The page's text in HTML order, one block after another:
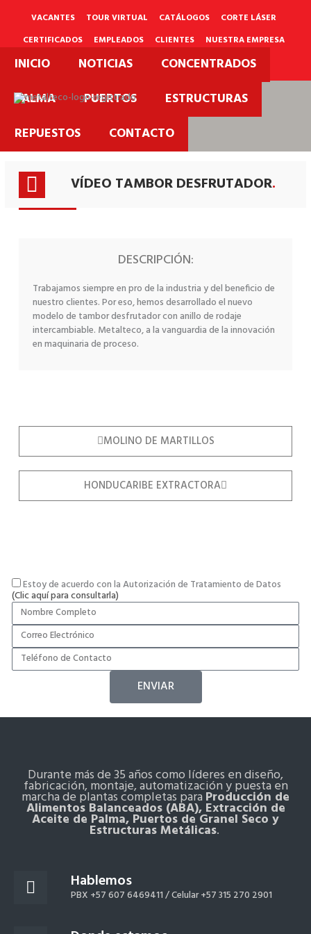
VACANTES TOUR VIRTUAL CATÁLOGOS
CORTE LÁSER
CERTIFICADOS
EMPLEADOS CLIENTES
NUESTRA EMPRESA
PQRS
INICIO NOTICIAS
CONCENTRADOS
PALMA
PUERTOS
ESTRUCTURAS
REPUESTOS
CONTACTO
Videos.
VÍDEO TAMBOR DESFRUTADOR.
DESCRIPCIÓN:
Trabajamos siempre en pro de la industria y del beneficio de
nuestro clientes. Por eso, hemos desarrollado el nuevo
modelo de tambor desfrutador con anillo de rodaje
intercambiable. Metalteco, a la vanguardia de la innovación
en maquinaria de proceso.
MOLINO DE MARTILLOS
HONDUCARIBE EXTRACTORA
Estoy de acuerdo con la Autorización de Tratamiento de Datos
(Clic aquí para consultarla)
ENVIAR
Durante más de 35 años como líderes en diseño,
fabricación, montaje, automatización y puesta en
marcha de plantas completas para Producción de
Alimentos Balanceados (ABA), Extracción de
Aceite de Palma, Puertos de Granel Seco y
Estructuras Metálicas.
Hablemos
PBX +57 607 6469411 /Celular +57 315 270 2901